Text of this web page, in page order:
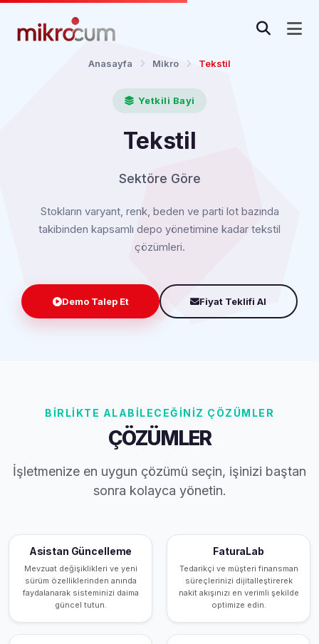
Anasayfa Mikro Tekstil
Yetkili Bayi
Tekstil
Sektöre Göre
Stokların varyant, renk, beden ve parti lot bazında
takibinden kapsamlı depo yönetimine kadar tekstil
çözümleri.
Demo Talep Et Fiyat Teklifi Al
BİRLİKTE ALABİLECEĞİNİZ ÇÖZÜMLER
ÇÖZÜMLER
İşletmenize en uygun çözümü seçin, işinizi baştan
sonra kolayca yönetin.
Asistan Güncelleme
Mevzuat değişiklikleri ve yeni
sürüm özelliklerinden anında
faydalanarak sisteminizi daima
güncel tutun.
FaturaLab
Tedarikçi ve müşteri finansman
süreçlerinizi dijitalleştirerek
nakit akışınızı en verimli şekilde
optimize edin.